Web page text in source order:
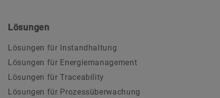
Lösungen
Lösungen für Instandhaltung
Lösungen für Energiemanagement
Lösungen für Traceability
Lösungen für Prozessüberwachung